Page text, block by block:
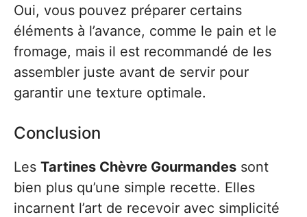
Oui, vous pouvez préparer certains
éléments à l’avance, comme le pain et le
fromage, mais il est recommandé de les
assembler juste avant de servir pour
garantir une texture optimale.
Conclusion
Les Tartines Chèvre Gourmandes sont
bien plus qu’une simple recette. Elles
incarnent l’art de recevoir avec simplicité